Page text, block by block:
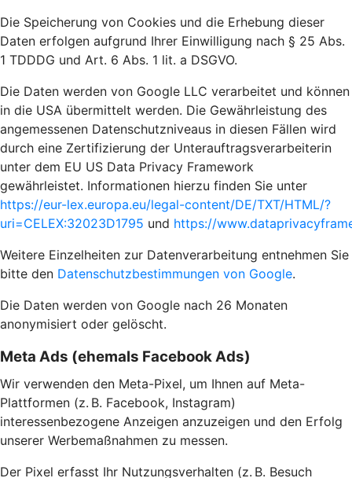
Die Speicherung von Cookies und die Erhebung dieser
Daten erfolgen aufgrund Ihrer Einwilligung nach § 25 Abs.
1 TDDDG und Art. 6 Abs. 1 lit. a DSGVO.
Die Daten werden von Google LLC verarbeitet und können
in die USA übermittelt werden. Die Gewährleistung des
angemessenen Datenschutzniveaus in diesen Fällen wird
durch eine Zertifizierung der Unterauftragsverarbeiterin
unter dem EU US Data Privacy Framework
gewährleistet. Informationen hierzu finden Sie unter
https://eur-lex.europa.eu/legal-content/DE/TXT/HTML/?
uri=CELEX:32023D1795 und https://
Weitere Einzelheiten zur Datenverarbeitung entnehmen Sie
bitte den Datenschutzbestimmungen von Google.
Die Daten werden von Google nach 26 Monaten
anonymisiert oder gelöscht.
Meta Ads (ehemals Facebook Ads)
Wir verwenden den Meta-Pixel, um Ihnen auf Meta-
Plattformen (z. B. Facebook, Instagram)
interessenbezogene Anzeigen anzuzeigen und den Erfolg
unserer Werbemaßnahmen zu messen.
Der Pixel erfasst Ihr Nutzungsverhalten (z. B. Besuch